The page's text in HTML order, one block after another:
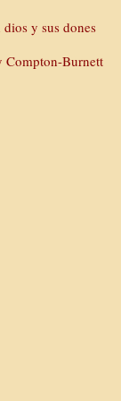
dios y sus dones
Compton-Burnett